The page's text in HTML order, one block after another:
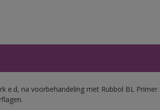
e.d, na voorbehandeling met Rubbol BL